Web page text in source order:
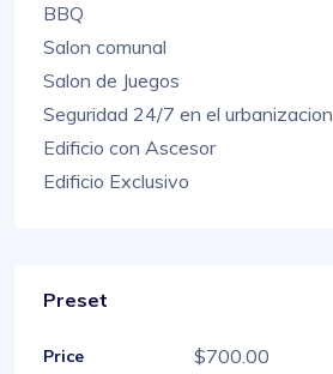
BBQ
Salon comunal
Salon de Juegos
Seguridad 24/7 en el urbanizacion
Edificio con Ascesor
Edificio Exclusivo
Preset
Price $700.00